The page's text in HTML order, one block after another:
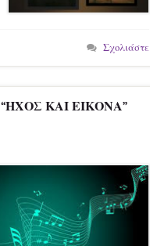
Σχολιάστε
ΚΑΙ ΕΙΚΟΝΑ”